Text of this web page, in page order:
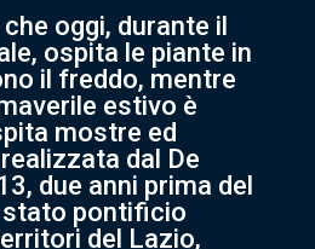
oggi, durante il
ospita le piante in
il freddo, mentre
estivo è
mostre ed
dal De
due anni prima del
pontificio
del Lazio,